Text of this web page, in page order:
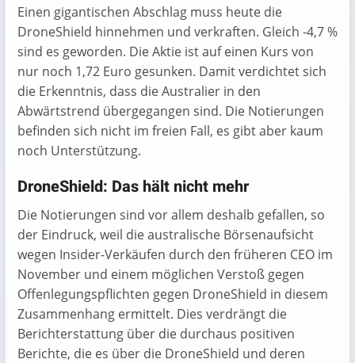
Einen gigantischen Abschlag muss heute die
DroneShield hinnehmen und verkraften. Gleich -4,7 %
sind es geworden. Die Aktie ist auf einen Kurs von
nur noch 1,72 Euro gesunken. Damit verdichtet sich
die Erkenntnis, dass die Australier in den
Abwärtstrend übergegangen sind. Die Notierungen
befinden sich nicht im freien Fall, es gibt aber kaum
noch Unterstützung.
DroneShield: Das hält nicht mehr
Die Notierungen sind vor allem deshalb gefallen, so
der Eindruck, weil die australische Börsenaufsicht
wegen Insider-Verkäufen durch den früheren CEO im
November und einem möglichen Verstoß gegen
Offenlegungspflichten gegen DroneShield in diesem
Zusammenhang ermittelt. Dies verdrängt die
Berichterstattung über die durchaus positiven
Berichte, die es über die DroneShield und deren